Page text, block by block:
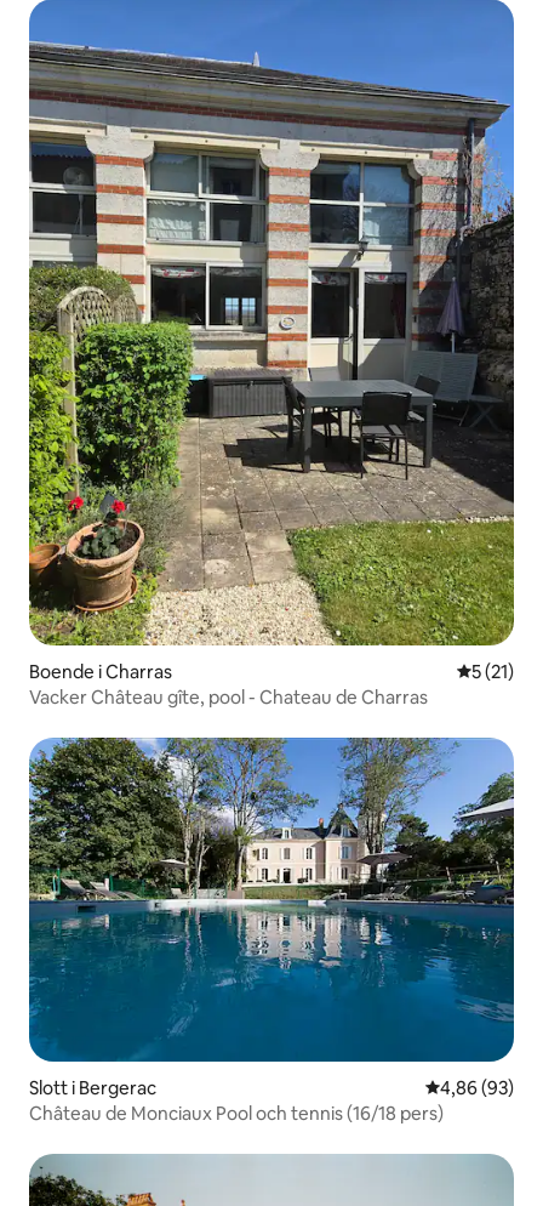
Boende i Charras 5 av 5 i
5 (21)
Vacker Château gîte, pool - Chateau de Charras
Slott i Bergerac 4,86 av 5 i
4,86 (93)
Château de Monciaux Pool och tennis (16/18 pers)